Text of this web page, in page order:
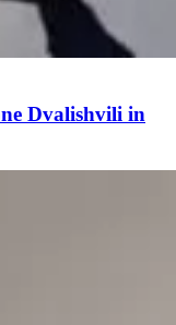
Dvalishvili in